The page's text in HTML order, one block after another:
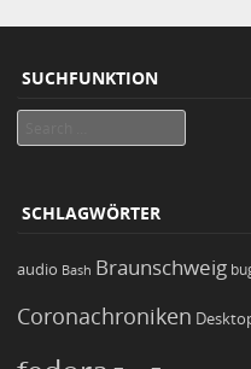
SUCHFUNKTION
SCHLAGWÖRTER
audio Bash Braunschweig
Coronachroniken